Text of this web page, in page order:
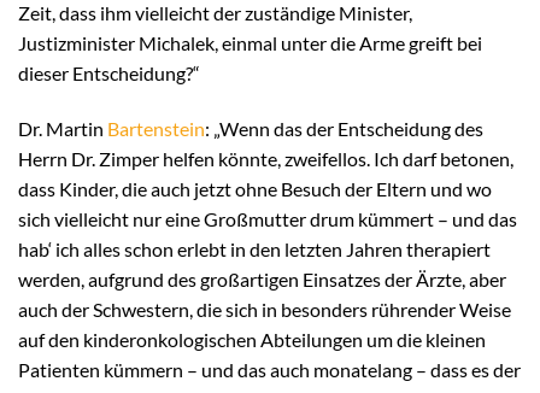
Zeit, dass ihm vielleicht der zuständige Minister,
Justizminister Michalek, einmal unter die Arme greift bei
dieser Entscheidung?“
Dr. Martin Bartenstein: „Wenn das der Entscheidung des
Herrn Dr. Zimper helfen könnte, zweifellos. Ich darf betonen,
dass Kinder, die auch jetzt ohne Besuch der Eltern und wo
sich vielleicht nur eine Großmutter drum kümmert – und das
hab‘ ich alles schon erlebt in den letzten Jahren therapiert
werden, aufgrund des großartigen Einsatzes der Ärzte, aber
auch der Schwestern, die sich in besonders rührender Weise
auf den kinderonkologischen Abteilungen um die kleinen
Patienten kümmern – und das auch monatelang – dass es der